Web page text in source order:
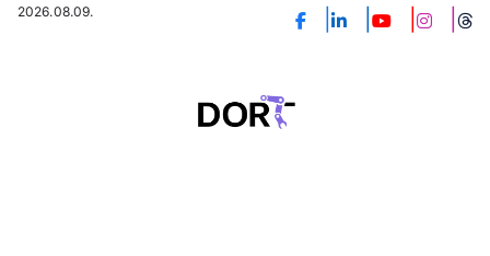
Skip2026.08.09.